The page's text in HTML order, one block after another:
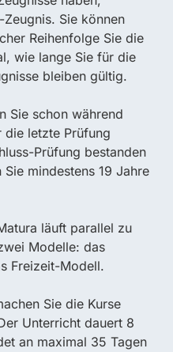
Sie können
Reihenfolge Sie die
wie lange Sie für die
bleiben gültig.
Sie schon während
die letzte Prüfung
Prüfung bestanden
mindestens 19 Jahre
läuft parallel zu
Modelle: das
Freizeit-Modell.
Sie die Kurse
Unterricht dauert 8
an maximal 35 Tagen